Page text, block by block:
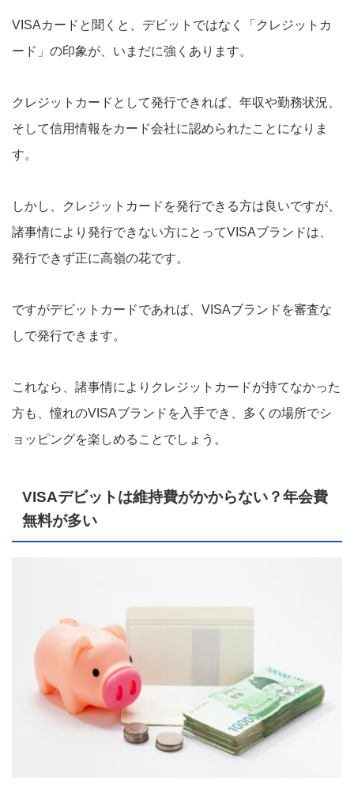
VISAカードと聞くと、デビットではなく「クレジットカ
ード」の印象が、いまだに強くあります。
クレジットカードとして発行できれば、年収や勤務状況、
そして信用情報をカード会社に認められたことになりま
す。
しかし、クレジットカードを発行できる方は良いですが、
諸事情により発行できない方にとってVISAブランドは、
発行できず正に高嶺の花です。
ですがデビットカードであれば、VISAブランドを審査な
しで発行できます。
これなら、諸事情によりクレジットカードが持てなかった
方も、憧れのVISAブランドを入手でき、多くの場所でシ
ョッピングを楽しめることでしょう。
VISAデビットは維持費がかからない？年会費
無料が多い